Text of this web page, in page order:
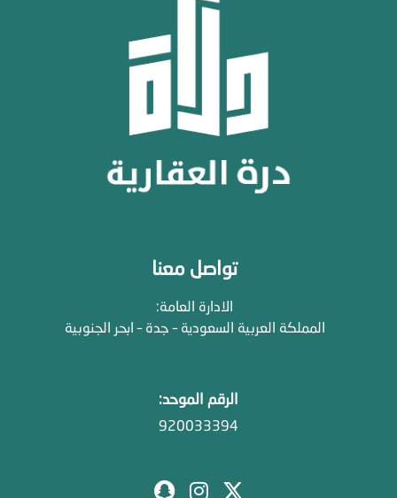
تواصل معنا
الادارة العامة:
المملكة العربية السعودية – جدة – ابحر الجنوبية
الرقم الموحد:
920033394